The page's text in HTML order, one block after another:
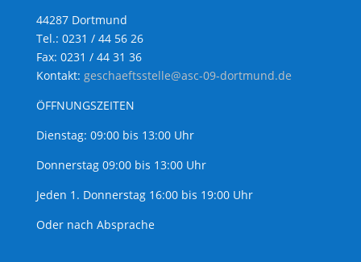
44287 Dortmund
Tel.: 0231 / 44 56 26
Fax: 0231 / 44 31 36
Kontakt: geschaeftsstelle@asc-09-dortmund.de
ÖFFNUNGSZEITEN
Dienstag: 09:00 bis 13:00 Uhr
Donnerstag 09:00 bis 13:00 Uhr
Jeden 1. Donnerstag 16:00 bis 19:00 Uhr
Oder nach Absprache